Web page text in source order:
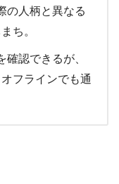
の人柄と異なる
ち。
確認できるが、
フラインでも通